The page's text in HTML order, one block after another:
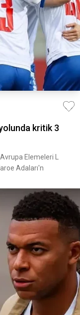
kritik 3
Avrupa Elemeleri L
Adaları'n